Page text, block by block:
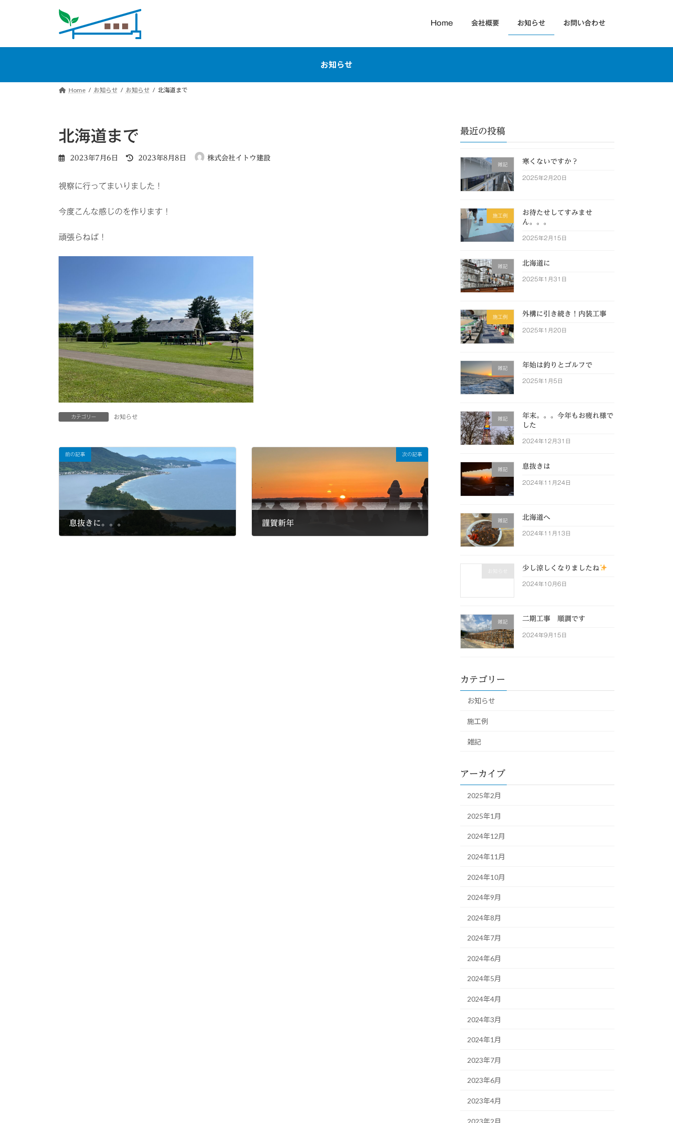
Home 会社概要 お知らせ お問い合わせ
お知らせ
Home お知らせ お知らせ 北海道まで
北海道まで
2023年7月6日
最
新
時
2023年8月8日 株式会社イトウ建設
視察に行ってまいりました！
今度こんな感じのを作ります！
頑張らねば！
カテゴリー お知らせ
前の記事
息抜きに。。。
次の記事
謹賀新年
最近の投稿
雑記 寒くないですか？
2025年2月20日
施工例
お待たせしてすみませ
ん。。。
2025年2月15日
雑記 北海道に
2025年1月31日
施工例 外構に引き続き！内装工事
2025年1月20日
雑記 年始は釣りとゴルフで
2025年1月5日
雑記
年末。。。今年もお疲れ様で
した
2024年12月31日
雑記 息抜きは
2024年11月24日
雑記 北海道へ
2024年11月13日
少し涼しくなりましたね
2024年10月6日
雑記 二期工事 順調です
2024年9月15日
カテゴリー
お知らせ
施工例
雑記
アーカイブ
2025年2月
2025年1月
2024年12月
2024年11月
2024年10月
2024年9月
2024年8月
2024年7月
2024年6月
2024年5月
2024年4月
2024年3月
2024年1月
2023年7月
2023年6月
2023年4月
2023年2月